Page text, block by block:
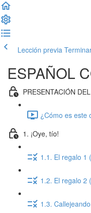
Lección previa
ESPAÑOL
PRESENTACIÓN
¿Cómo es este
1. ¡Oye, tío!
1.1. El regalo 1
1.2. El regalo 2
1.3.